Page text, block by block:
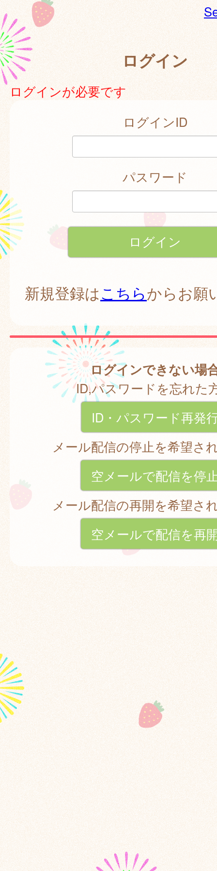
ログイン
ログインが必要です
ログインID
パスワード
新規登録はこちらからお願
ログインできない場
ID,パスワードを忘れた
ID・パスワード再発
メール配信の停止を希望さ
空メールで配信を停
メール配信の再開を希望さ
空メールで配信を再